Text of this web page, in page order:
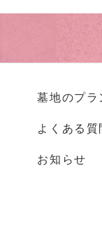
墓地のプラ
よくある質
お知らせ